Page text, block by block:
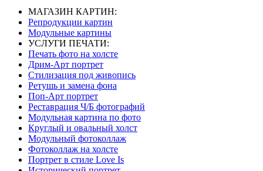
МАГАЗИН КАРТИН:
Репродукции картин
Модульные картины
УСЛУГИ ПЕЧАТИ:
Печать фото на холсте
Дрим-Арт портрет
Стилизация под живопись
Ретушь и замена фона
Поп-Арт портрет
Реставрация Ч/Б фотографий
Модульная картина по фото
Круглый и овальный холст
Модульный фотоколлаж
Фотоколлаж на холсте
Портрет в стиле Love Is